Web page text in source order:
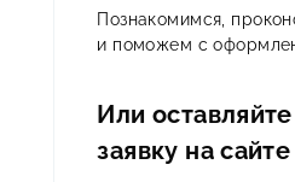
Познакомимся,
и поможем с
Или оставляйте
заявку на сайте